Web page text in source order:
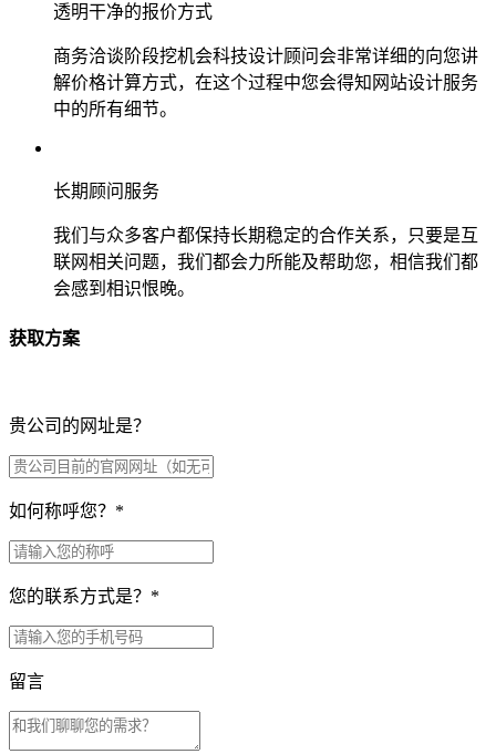
透明干净的报价方式
商务洽谈阶段挖机会科技设计顾问会非常详细的向您讲
解价格计算方式，在这个过程中您会得知网站设计服务
中的所有细节。
长期顾问服务
我们与众多客户都保持长期稳定的合作关系，只要是互
联网相关问题，我们都会力所能及帮助您，相信我们都
会感到相识恨晚。
获取方案
贵公司的网址是？
如何称呼您？ *
您的联系方式是？ *
留言